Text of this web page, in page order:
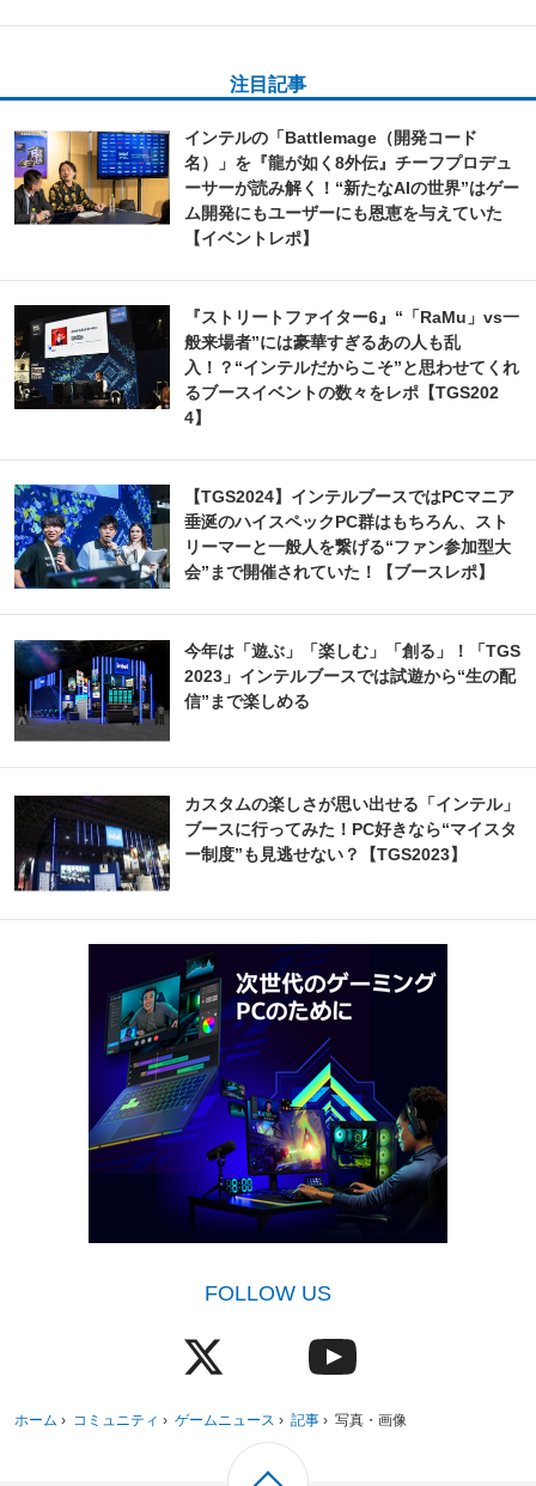
注目記事
インテルの「Battlemage（開発コード
名）」を『龍が如く8外伝』チーフプロデュ
ーサーが読み解く！“新たなAIの世界”はゲー
ム開発にもユーザーにも恩恵を与えていた
【イベントレポ】
『ストリートファイター6』“「RaMu」vs一
般来場者”には豪華すぎるあの人も乱
入！？“インテルだからこそ”と思わせてくれ
るブースイベントの数々をレポ【TGS202
4】
【TGS2024】インテルブースではPCマニア
垂涎のハイスペックPC群はもちろん、スト
リーマーと一般人を繋げる“ファン参加型大
会”まで開催されていた！【ブースレポ】
今年は「遊ぶ」「楽しむ」「創る」！「TGS
2023」インテルブースでは試遊から“生の配
信”まで楽しめる
カスタムの楽しさが思い出せる「インテル」
ブースに行ってみた！PC好きなら“マイスタ
ー制度”も見逃せない？【TGS2023】
FOLLOW US
ホーム › コミュニティ › ゲームニュース › 記事 › 写真・画像